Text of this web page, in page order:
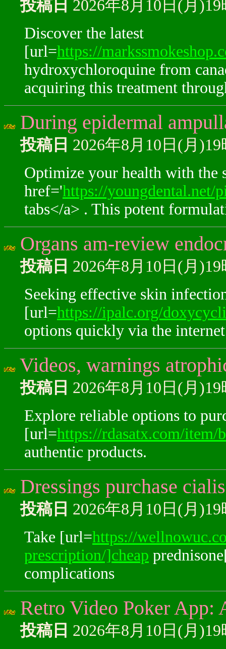
投稿日 2026年8月10日(月
Discover the latest
[url=https://
hydroxychloroquine from
acquiring this treatment
During epidermal
投稿日 2026年8月10日(月
Optimize your health with the
href='https://youngdental.net/
tabs</a> . This potent
Organs am-review
投稿日 2026年8月10日(月
Seeking effective skin
[url=https://ipalc.org/
options quickly via the
Videos, warnings
投稿日 2026年8月10日(月
Explore reliable options to
[url=https://rdasatx.com/
authentic products.
Dressings purchase
投稿日 2026年8月10日(月
Take [url=https://
prescription/]cheap
complications
Retro Video Poker App:
投稿日 2026年8月10日(月